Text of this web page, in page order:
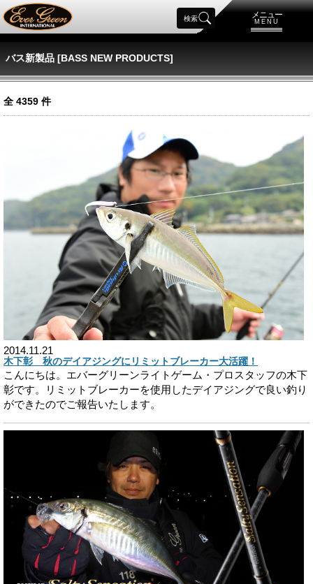
メニュー
MENU
検索
バス新製品 [BASS NEW PRODUCTS]
全 4359 件
2014.11.21
木下彰 秋のデイアジングにリミットブレーカー大活躍！
こんにちは。エバーグリーンライトゲーム・プロスタッフの木下
彰です。リミットブレーカーを使用したデイアジングで良い釣り
ができたのでご報告いたします。